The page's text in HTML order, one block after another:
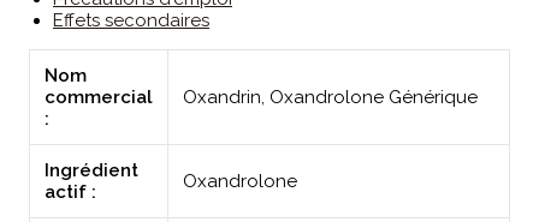
Effets secondaires
Nom
commercial
:
Oxandrin, Oxandrolone Générique
Ingrédient
actif :
Oxandrolone